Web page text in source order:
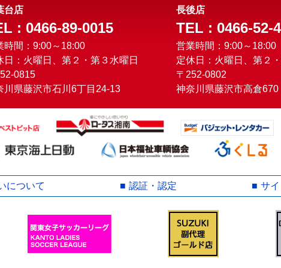
台店
: 0466-89-0015
時間：9:00～18:00
日：火曜日、第２・第３水曜日
0815
川県藤沢市石川6丁目24-13
長後店
TEL : 0466-52-
営業時間：9:00～18:00
定休日：火曜日、第２
〒252-0802
神奈川県藤沢市高倉670
について 認証・認定 サ